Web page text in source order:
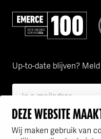
DEZE WEBSITE
Wij maken gebruik van
Up-to-date blijven?
Ik ga akkoord met het
Volgens Emerce een